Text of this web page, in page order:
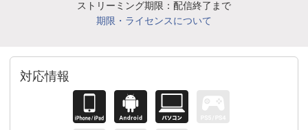
ストリーミング期限：配信終了まで
期限・ライセンスについて
対応情報